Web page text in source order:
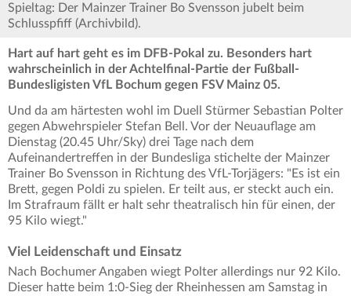
Spieltag: Der Mainzer Trainer Bo Svensson jubelt beim
Schlusspfiff (Archivbild).
Hart auf hart geht es im DFB-Pokal zu. Besonders hart
wahrscheinlich in der Achtelfinal-Partie der Fußball-
Bundesligisten VfL Bochum gegen FSV Mainz 05.
Und da am härtesten wohl im Duell Stürmer Sebastian Polter
gegen Abwehrspieler Stefan Bell. Vor der Neuauflage am
Dienstag (20.45 Uhr/Sky) drei Tage nach dem
Aufeinandertreffen in der Bundesliga stichelte der Mainzer
Trainer Bo Svensson in Richtung des VfL-Torjägers: "Es ist ein
Brett, gegen Poldi zu spielen. Er teilt aus, er steckt auch ein.
Im Strafraum fällt er halt sehr theatralisch hin für einen, der
95 Kilo wiegt."
Viel Leidenschaft und Einsatz
Nach Bochumer Angaben wiegt Polter allerdings nur 92 Kilo.
Dieser hatte beim 1:0-Sieg der Rheinhessen am Samstag in